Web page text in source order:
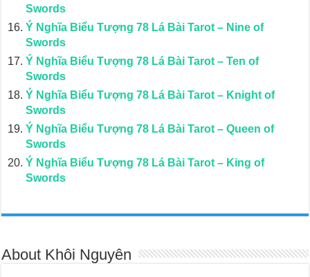
Swords
Ý Nghĩa Biểu Tượng 78 Lá Bài Tarot – Nine of
Swords
Ý Nghĩa Biểu Tượng 78 Lá Bài Tarot – Ten of
Swords
Ý Nghĩa Biểu Tượng 78 Lá Bài Tarot – Knight of
Swords
Ý Nghĩa Biểu Tượng 78 Lá Bài Tarot – Queen of
Swords
Ý Nghĩa Biểu Tượng 78 Lá Bài Tarot – King of
Swords
About Khôi Nguyên